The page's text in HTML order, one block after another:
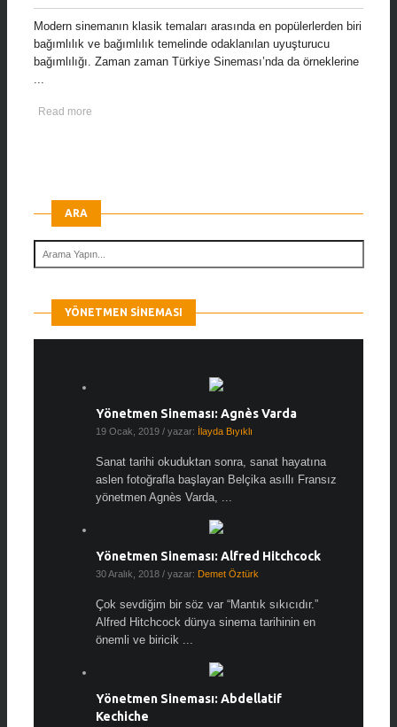
Modern sinemanın klasik temaları arasında en popülerlerden biri
bağımlılık ve bağımlılık temelinde odaklanılan uyuşturucu
bağımlılığı. Zaman zaman Türkiye Sineması’nda da örneklerine
...
Read more
ARA
YÖNETMEN SINEMASI
Yönetmen Sineması: Agnès Varda
19 Ocak, 2019 / yazar: İlayda Bıyıklı
Sanat tarihi okuduktan sonra, sanat hayatına
aslen fotoğrafla başlayan Belçika asıllı Fransız
yönetmen Agnès Varda, ...
Yönetmen Sineması: Alfred Hitchcock
30 Aralık, 2018 / yazar: Demet Öztürk
Çok sevdiğim bir söz var “Mantık sıkıcıdır.”
Alfred Hitchcock dünya sinema tarihinin en
önemli ve biricik ...
Yönetmen Sineması: Abdellatif
Kechiche